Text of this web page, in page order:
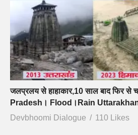
जलप्रलय से हाहाकार,10 साल बाद फिर से
Pradesh। Flood।Rain
Devbhoomi Dialogue
110 Likes